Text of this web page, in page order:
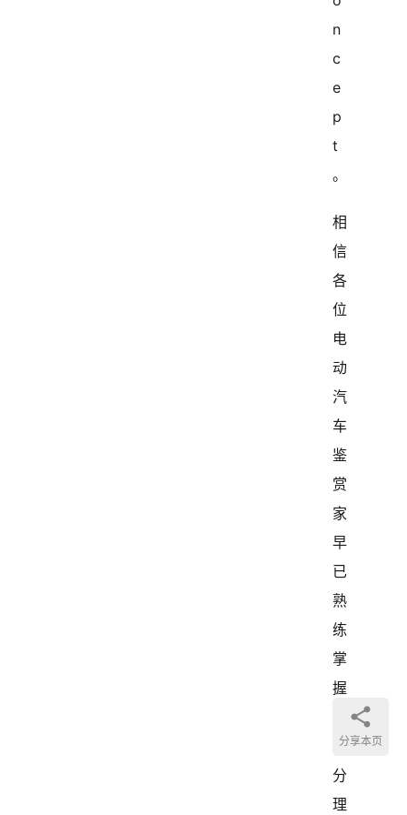
n
c
e
p
t
。
相
信
各
位
电
动
汽
车
鉴
赏
家
早
已
熟
练
掌
握
拆
分
理
分享本页